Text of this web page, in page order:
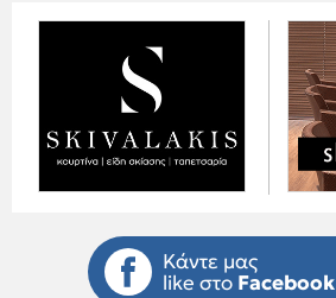
Κάντε μας
like στο Facebook